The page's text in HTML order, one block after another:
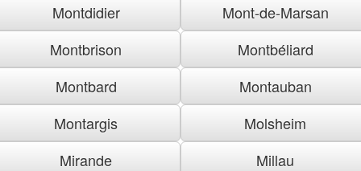
Montdidier
Mont-de-Marsan
Montbrison
Montbéliard
Montbard
Montauban
Montargis
Molsheim
Mirande
Millau